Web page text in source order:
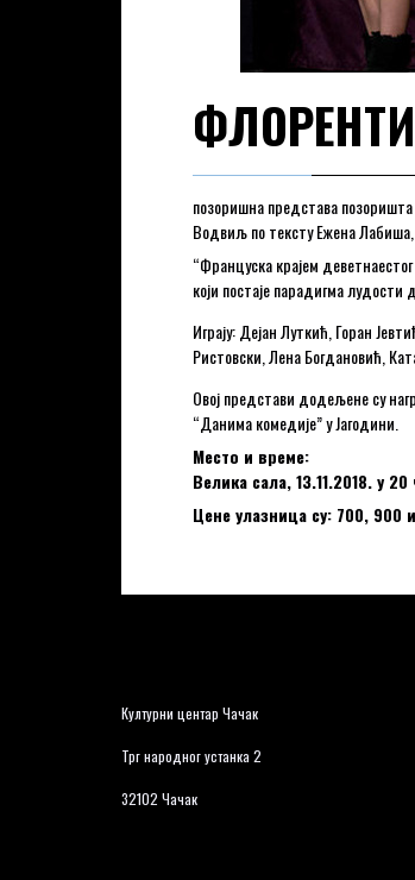
позоришна представа позоришта
Водвиљ по тексту Ежена Лабиша,
“Француска крајем
који постаје парадигма
Играју: Дејан Луткић, Горан
Ристовски, Лена Богдановић,
Овој представи додељене су
“Данима комедије” у Јагодини.
Место и време:
Велика сала, 13.11.2018. у
Цене улазница су: 700, 900
Културни центар Чачак
Трг народног устанка 2
32102 Чачак